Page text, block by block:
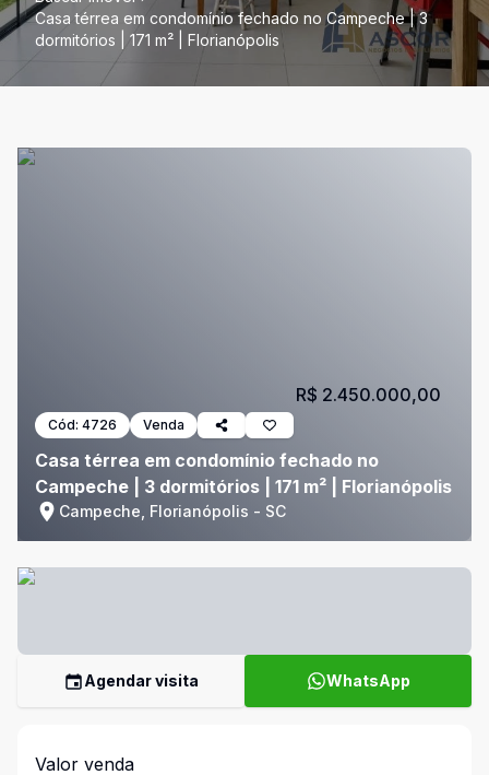
Casa térrea em condomínio fechado no Campeche | 3
dormitórios | 171 m² | Florianópolis
Cód: 4726 Venda
Casa térrea em condomínio fechado no
Campeche | 3 dormitórios | 171 m² | Florianópolis
Campeche, Florianópolis - SC
R$ 2.450.000,00
Agendar visita WhatsApp
Valor venda